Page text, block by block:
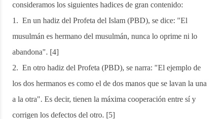
consideramos los siguientes hadices de gran contenido:
1. En un hadiz del Profeta del Islam (PBD), se dice: "El
musulmán es hermano del musulmán, nunca lo oprime ni lo
abandona". [4]
2. En otro hadiz del Profeta (PBD), se narra: "El ejemplo de
los dos hermanos es como el de dos manos que se lavan la una
a la otra". Es decir, tienen la máxima cooperación entre sí y
corrigen los defectos del otro. [5]